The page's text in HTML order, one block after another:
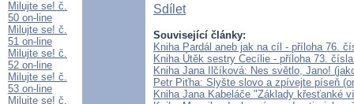
Milujte se! č.
50 on-line
Milujte se! č.
51 on-line
Milujte se! č.
52 on-line
Milujte se! č.
53 on-line
Milujte se! č.
Sdílet
Související články:
Kniha Pardál aneb jak na cíl - příloha 76.
Kniha Útěk sestry Cecílie - příloha 73.
Kniha Jana Ilčíková: Nes světlo, Jano!
Petr Piťha: Slyšte slovo a zpívejte píseň
Kniha Jana Kabeláče "Základy křesťanké